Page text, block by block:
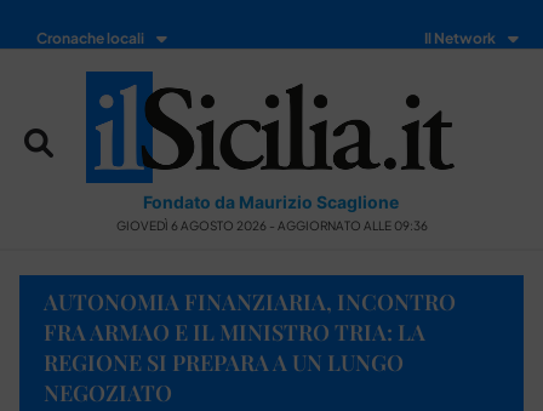
Cronache locali Il Network
Fondato da Maurizio Scaglione
GIOVEDÌ 6 AGOSTO 2026 - AGGIORNATO ALLE 09:36
AUTONOMIA FINANZIARIA, INCONTRO
FRA ARMAO E IL MINISTRO TRIA: LA
REGIONE SI PREPARA A UN LUNGO
NEGOZIATO